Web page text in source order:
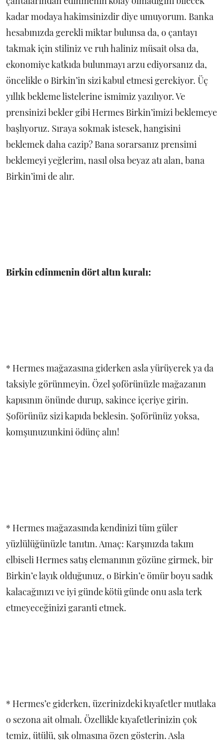
kadar modaya hakimsinizdir diye umuyorum. Banka
hesabınızda gerekli miktar bulunsa da, o çantayı
takmak için stiliniz ve ruh haliniz müsait olsa da,
ekonomiye katkıda bulunmayı arzu ediyorsanız da,
öncelikle o Birkin’in sizi kabul etmesi gerekiyor. Üç
yıllık bekleme listelerine ismimiz yazılıyor. Ve
prensinizi bekler gibi Hermes Birkin’imizi beklemeye
başlıyoruz. Sıraya sokmak istesek, hangisini
beklemek daha cazip? Bana sorarsanız prensimi
beklemeyi yeğlerim, nasıl olsa beyaz atı alan, bana
Birkin’imi de alır.
Birkin edinmenin dört altın kuralı:
* Hermes mağazasına giderken asla yürüyerek ya da
taksiyle görünmeyin. Özel şoförünüzle mağazanın
kapısının önünde durup, sakince içeriye girin.
Şoförünüz sizi kapıda beklesin. Şoförünüz yoksa,
komşunuzunkini ödünç alın!
* Hermes mağazasında kendinizi tüm güler
yüzlülüğünüzle tanıtın. Amaç: Karşınızda takım
elbiseli Hermes satış elemanının gözüne girmek, bir
Birkin’e layık olduğunuz, o Birkin’e ömür boyu sadık
kalacağınızı ve iyi günde kötü günde onu asla terk
etmeyeceğinizi garanti etmek.
* Hermes’e giderken, üzerinizdeki kıyafetler mutlaka
o sezona ait olmalı. Özellikle kıyafetlerinizin çok
temiz, ütülü, şık olmasına özen gösterin. Asla